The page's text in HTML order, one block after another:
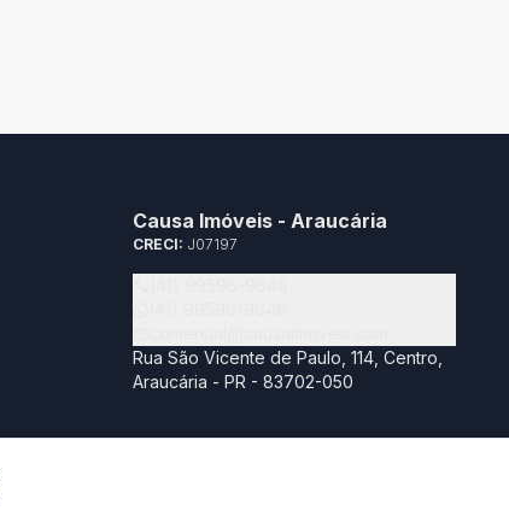
Causa Imóveis - Araucária
CRECI: J07197
Rua São Vicente de Paulo, 114, Centro,
Araucária - PR - 83702-050